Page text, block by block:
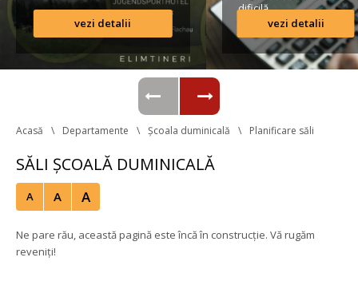
(inclusiv Vollpension,
activități, transport*)
Formular de înscriere
Regulamentul taberei
*Având în vedere că o parte
vezi detalii
dificilă.
Lista conturilor bancare
vezi detalii
Acasă Departamente Școala duminicală Planificare săli
SĂLI ȘCOALĂ DUMINICALĂ
A A A
Ne pare rău, această pagină este încă în construcție. Vă rugăm
reveniți!